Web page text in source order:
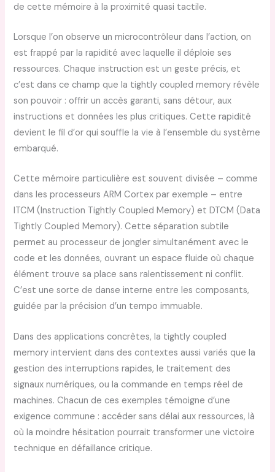
de cette mémoire à la proximité quasi tactile.
Lorsque l’on observe un microcontrôleur dans l’action, on
est frappé par la rapidité avec laquelle il déploie ses
ressources. Chaque instruction est un geste précis, et
c’est dans ce champ que la tightly coupled memory révèle
son pouvoir : offrir un accès garanti, sans détour, aux
instructions et données les plus critiques. Cette rapidité
devient le fil d’or qui souffle la vie à l’ensemble du système
embarqué.
Cette mémoire particulière est souvent divisée – comme
dans les processeurs ARM Cortex par exemple – entre
ITCM (Instruction Tightly Coupled Memory) et DTCM (Data
Tightly Coupled Memory). Cette séparation subtile
permet au processeur de jongler simultanément avec le
code et les données, ouvrant un espace fluide où chaque
élément trouve sa place sans ralentissement ni conflit.
C’est une sorte de danse interne entre les composants,
guidée par la précision d’un tempo immuable.
Dans des applications concrètes, la tightly coupled
memory intervient dans des contextes aussi variés que la
gestion des interruptions rapides, le traitement des
signaux numériques, ou la commande en temps réel de
machines. Chacun de ces exemples témoigne d’une
exigence commune : accéder sans délai aux ressources, là
où la moindre hésitation pourrait transformer une victoire
technique en défaillance critique.